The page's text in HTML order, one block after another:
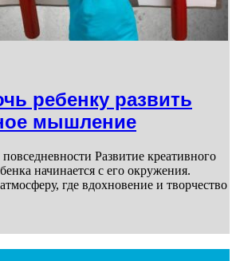
ребенку развить
мышление
Развитие креативного
начинается с его окружения.
где вдохновение и творчество